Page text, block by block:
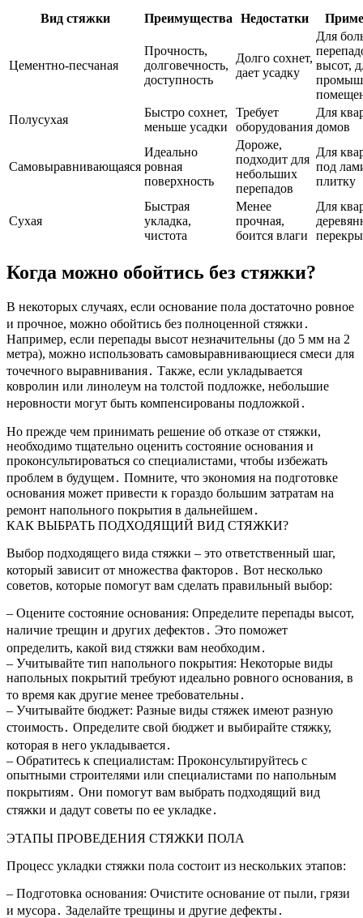
Вид стяжки Преимущества Недостатки
Цементно-песчаная
Прочность,
долговечность,
доступность
Долго сохнет,
дает усадку
Для
высот,
Полусухая
Быстро сохнет,
меньше усадки
Требует
оборудования
Для
домов
Самовыравнивающаяся
Идеально
ровная
поверхность
Дороже,
подходит для
небольших
перепадов
Для
под
плитку
Сухая
Быстрая
укладка,
чистота
Менее
прочная,
боится влаги
Для
Когда можно обойтись без стяжки?
В некоторых случаях, если основание пола достаточно ровное
и прочное, можно обойтись без полноценной стяжки․
Например, если перепады высот незначительны (до 5 мм на 2
метра), можно использовать самовыравнивающиеся смеси для
точечного выравнивания․ Также, если укладывается
ковролин или линолеум на толстой подложке, небольшие
неровности могут быть компенсированы подложкой․
Но прежде чем принимать решение об отказе от стяжки,
необходимо тщательно оценить состояние основания и
проконсультироваться со специалистами, чтобы избежать
проблем в будущем․ Помните, что экономия на подготовке
основания может привести к гораздо большим затратам на
ремонт напольного покрытия в дальнейшем․
КАК ВЫБРАТЬ ПОДХОДЯЩИЙ ВИД СТЯЖКИ?
Выбор подходящего вида стяжки – это ответственный шаг,
который зависит от множества факторов․ Вот несколько
советов, которые помогут вам сделать правильный выбор:
– Оцените состояние основания: Определите перепады высот,
наличие трещин и других дефектов․ Это поможет
определить, какой вид стяжки вам необходим․
– Учитывайте тип напольного покрытия: Некоторые виды
напольных покрытий требуют идеально ровного основания, в
то время как другие менее требовательны․
– Учитывайте бюджет: Разные виды стяжек имеют разную
стоимость․ Определите свой бюджет и выбирайте стяжку,
которая в него укладывается․
– Обратитесь к специалистам: Проконсультируйтесь с
опытными строителями или специалистами по напольным
покрытиям․ Они помогут вам выбрать подходящий вид
стяжки и дадут советы по ее укладке․
ЭТАПЫ ПРОВЕДЕНИЯ СТЯЖКИ ПОЛА
Процесс укладки стяжки пола состоит из нескольких этапов:
– Подготовка основания: Очистите основание от пыли, грязи
и мусора․ Заделайте трещины и другие дефекты․